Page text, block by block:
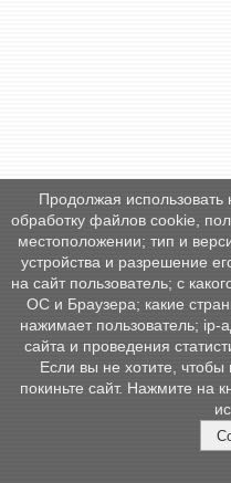
Продолжая использовать
обработку файлов cookie,
местоположении; тип и
устройства и разрешение
на сайт пользователь; с
ОС и Браузера; какие
нажимает пользователь; ip-
сайта и проведения
Если вы не хотите,
покиньте сайт. Нажмите на